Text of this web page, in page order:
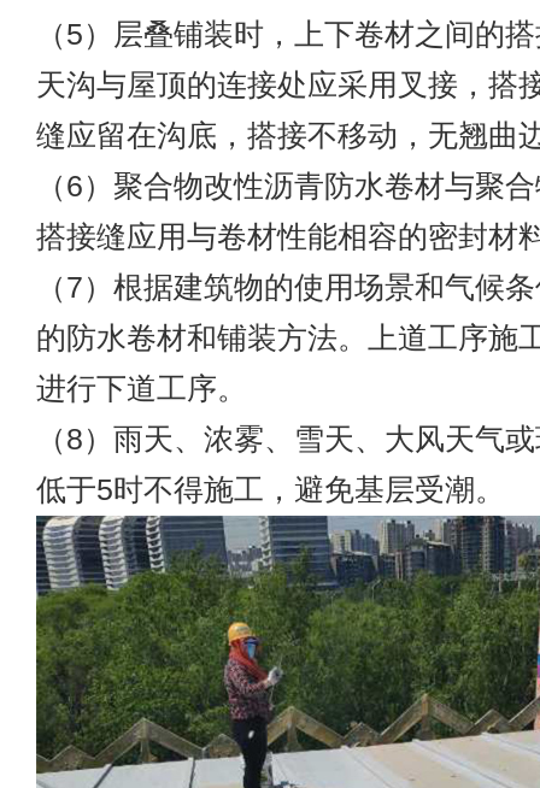
（5）层叠铺装时，上下卷材之间的
天沟与屋顶的连接处应采用叉接，搭
缝应留在沟底，搭接不移动，无翘曲
（6）聚合物改性沥青防水卷材与聚
搭接缝应用与卷材性能相容的密封材
（7）根据建筑物的使用场景和气候
的防水卷材和铺装方法。上道工序施
进行下道工序。
（8）雨天、浓雾、雪天、大风天气
低于5时不得施工，避免基层受潮。